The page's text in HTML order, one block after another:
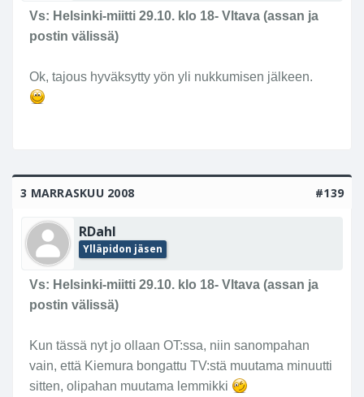
- Eero
Vs: Helsinki-miitti 29.10. klo 18- Vltava (assan ja
postin välissä)
Ok, tajous hyväksytty yön yli nukkumisen jälkeen.
3 MARRASKUU 2008 #139
RDahl
Ylläpidon jäsen
Vs: Helsinki-miitti 29.10. klo 18- Vltava (assan ja
postin välissä)
Kun tässä nyt jo ollaan OT:ssa, niin sanompahan
vain, että Kiemura bongattu TV:stä muutama minuutti
sitten, olipahan muutama lemmikki